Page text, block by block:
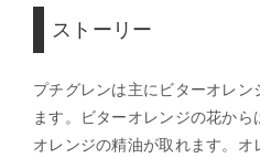
ストーリー
プチグレンは主にビターオレ
ます。ビターオレンジの花か
オレンジの精油が取れます。オ